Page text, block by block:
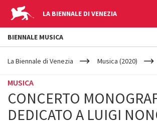
LA BIENNALE DI VENEZIA
YOUR
ARE
La Biennale di Venezia Musica (2020)
MUSICA
CONCERTO
DEDICATO A LUIGI
BIENNALE MUSICA